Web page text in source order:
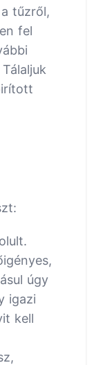
tűzről,
fel
úgy
igazi
kell